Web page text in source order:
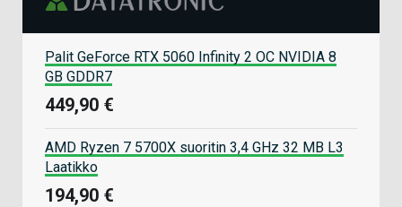
Palit GeForce RTX 5060 Infinity 2 OC NVIDIA 8
GB GDDR7
449,90 €
AMD Ryzen 7 5700X suoritin 3,4 GHz 32 MB L3
Laatikko
194,90 €